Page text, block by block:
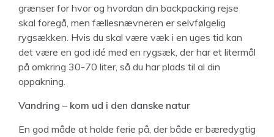
grænser for hvor og hvordan din backpacking rejse
skal foregå, men fællesnævneren er selvfølgelig
rygsækken. Hvis du skal være væk i en uges tid kan
det være en god idé med en rygsæk, der har et litermål
på omkring 30-70 liter, så du har plads til al din
oppakning.
Vandring – kom ud i den danske natur
En god måde at holde ferie på, der både er bæredygtig